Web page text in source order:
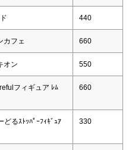
440
カフェ 660
オン 550
フィギュア ﾚﾑ
660
るｽﾄｯﾊﾟｰﾌｨｷﾞｭｱ
330